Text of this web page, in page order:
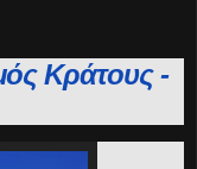
Κράτους -